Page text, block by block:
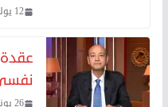
12 يوليو، 2026
26 يونيو، 2026